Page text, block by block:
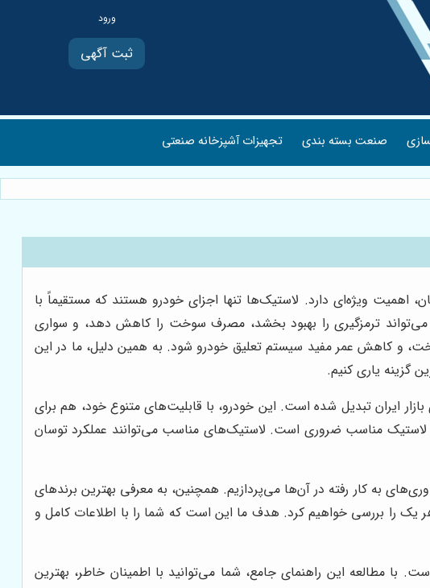
ثبت آگهی
صنعت بسته بندی تجهیزات آشپزخانه صنعتی
اهمیت ویژه‌ای دارد. لاستیک‌ها تنها اجزای خودرو هستند که مستقیماً با
می‌تواند ترمزگیری را بهبود بخشد، مصرف سوخت را کاهش دهد، و سواری
و کاهش عمر مفید سیستم تعلیق خودرو شود. به همین دلیل، ما در این
گزینه یاری کنیم.
ایران تبدیل شده است. این خودرو، با قابلیت‌های متنوع خود، هم برای
لاستیک مناسب ضروری است. لاستیک‌های مناسب می‌توانند عملکرد توسان
به کار رفته در آن‌ها می‌پردازیم. همچنین، به معرفی بهترین برندهای
یک را بررسی خواهیم کرد. هدف ما این است که شما را با اطلاعات کامل و
مطالعه این راهنمای جامع، شما می‌توانید با اطمینان خاطر، بهترین